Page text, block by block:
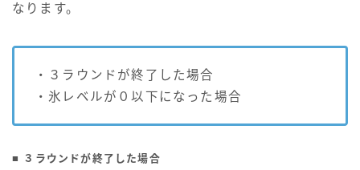
なります。
・３ラウンドが終了した場合
・氷レベルが０以下になった場合
■ ３ラウンドが終了した場合